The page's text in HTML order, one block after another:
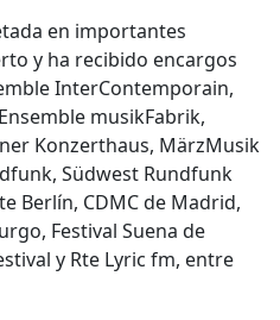
en importantes
y ha recibido encargos
InterContemporain,
musikFabrik,
Konzerthaus, MärzMusik
Südwest Rundfunk
Berlín, CDMC de Madrid,
Festival Suena de
y Rte Lyric fm, entre